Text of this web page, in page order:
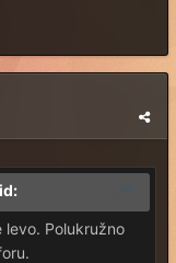
levo. Polukružno